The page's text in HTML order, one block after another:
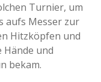
Turnier, um
aufs Messer zur
Hitzköpfen und
Hände und
bekam.